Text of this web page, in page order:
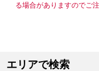
る場合がありますのでご
エリアで検索